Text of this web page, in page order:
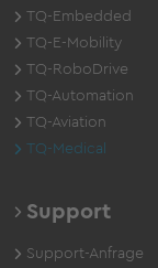
TQ-Embedded
TQ-E-Mobility
TQ-RoboDrive
TQ-Automation
TQ-Aviation
TQ-Medical
Support
Support-Anfrage